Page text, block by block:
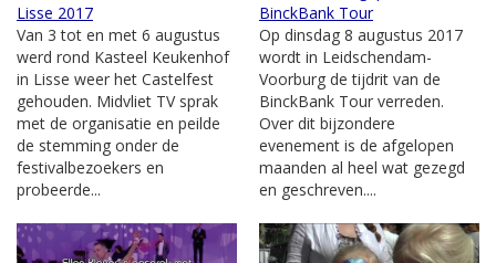
Lisse 2017
Van 3 tot en met 6 augustus
werd rond Kasteel Keukenhof
in Lisse weer het Castelfest
gehouden. Midvliet TV sprak
met de organisatie en peilde
de stemming onder de
festivalbezoekers en
probeerde...
BinckBank Tour
Op dinsdag 8 augustus 2017
wordt in Leidschendam-
Voorburg de tijdrit van de
BinckBank Tour verreden.
Over dit bijzondere
evenement is de afgelopen
maanden al heel wat gezegd
en geschreven....